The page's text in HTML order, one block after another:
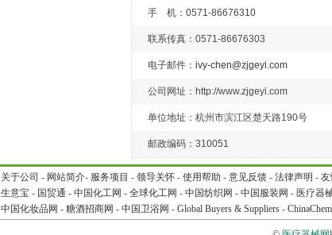
手 机：0571-86676310
联系传真：0571-86676303
电子邮件： ivy-chen@zjgeyi.com
公司网址：http://www.zjgeyi.com
单位地址：杭州市滨江区楚天路190号
邮政编码：310051
关于公司 - 网站简介- 服务项目 - 领导关怀 - 使用帮助 - 意见反馈 - 法律声明 -
生意宝 - 国贸通 - 中国化工网 - 全球化工网 - 中国纺织网 - 中国服装网 - 医疗器
中国化妆品网 - 糖酒招商网 - 中国卫浴网 - Global Buyers & Suppliers -